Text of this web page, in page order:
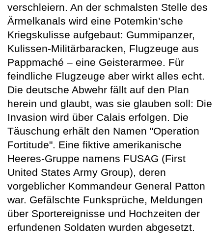
verschleiern. An der schmalsten Stelle des
Ärmelkanals wird eine Potemkin’sche
Kriegskulisse aufgebaut: Gummipanzer,
Kulissen-Militärbaracken, Flugzeuge aus
Pappmaché – eine Geisterarmee. Für
feindliche Flugzeuge aber wirkt alles echt.
Die deutsche Abwehr fällt auf den Plan
herein und glaubt, was sie glauben soll: Die
Invasion wird über Calais erfolgen. Die
Täuschung erhält den Namen "Operation
Fortitude". Eine fiktive amerikanische
Heeres-Gruppe namens FUSAG (First
United States Army Group), deren
vorgeblicher Kommandeur General Patton
war. Gefälschte Funksprüche, Meldungen
über Sportereignisse und Hochzeiten der
erfundenen Soldaten wurden abgesetzt.